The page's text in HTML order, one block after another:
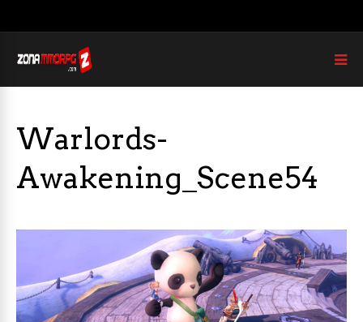
Warlords-
Awakening_Scene54